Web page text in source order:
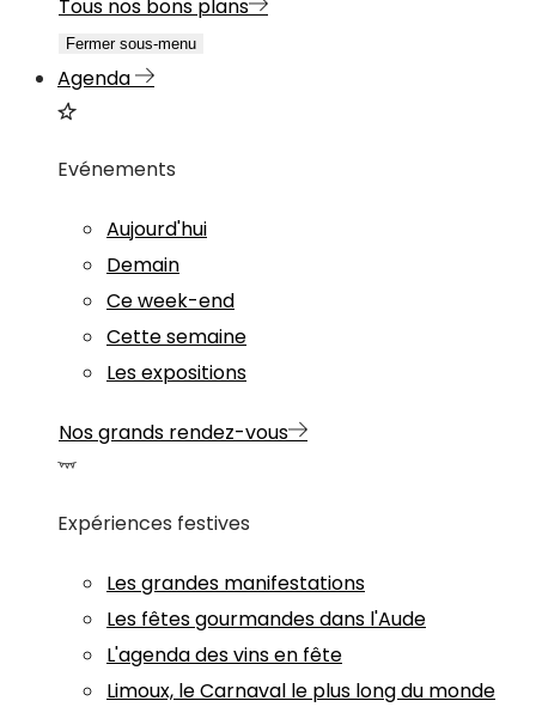
Tous nos bons plans
Fermer sous-menu
Agenda
Evénements
Aujourd'hui
Demain
Ce week-end
Cette semaine
Les expositions
Nos grands rendez-vous
Expériences festives
Les grandes manifestations
Les fêtes gourmandes dans l'Aude
L'agenda des vins en fête
Limoux, le Carnaval le plus long du monde